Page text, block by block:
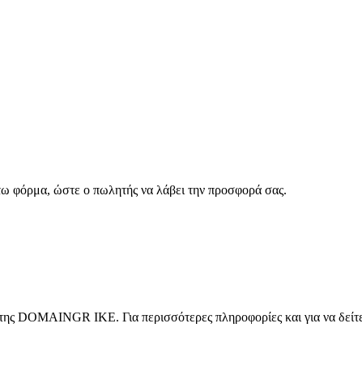
ώστε ο πωλητής να λάβει την προσφορά σας.
DOMAINGR ΙΚΕ. Για περισσότερες πληροφορίες και για να